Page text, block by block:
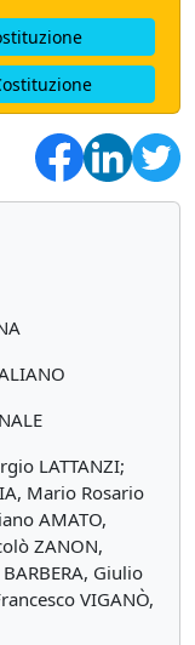
LATTANZI;
Mario Rosario
AMATO,
ZANON,
Giulio
VIGANÒ,